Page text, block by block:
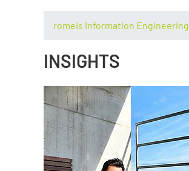
romeis Information Engineering
INSIGHTS